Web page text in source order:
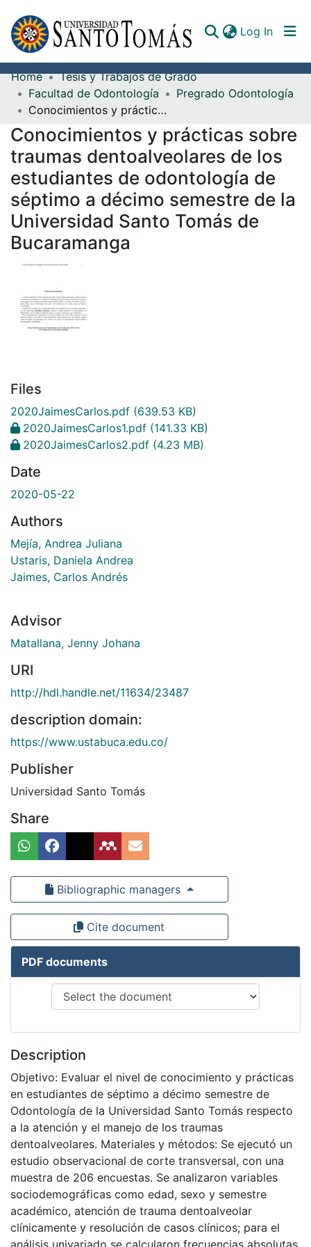
Log In
Communities & Collections
All of DSpace
Documents
Home
Tesis y Trabajos de Grado
Facultad de Odontología
Pregrado Odontología
Conocimientos y prácticas sobre traumas dentoalveolares de los estudiantes de odontología de séptimo a décimo semestre de la Universidad Santo Tomás de Bucaramanga
Conocimientos y prácticas sobre
traumas dentoalveolares de los
estudiantes de odontología de
séptimo a décimo semestre de la
Universidad Santo Tomás de
Bucaramanga
Files
2020JaimesCarlos.pdf (639.53 KB)
2020JaimesCarlos1.pdf (141.33 KB)
2020JaimesCarlos2.pdf (4.23 MB)
Date
2020-05-22
Authors
Mejía, Andrea Juliana
Ustaris, Daniela Andrea
Jaimes, Carlos Andrés
Advisor
Matallana, Jenny Johana
URI
http://hdl.handle.net/11634/23487
description domain:
https://www.ustabuca.edu.co/
Publisher
Universidad Santo Tomás
Share
Bibliographic managers
Cite document
PDF documents
Description
Objetivo: Evaluar el nivel de conocimiento y prácticas
en estudiantes de séptimo a décimo semestre de
Odontología de la Universidad Santo Tomás respecto
a la atención y el manejo de los traumas
dentoalveolares. Materiales y métodos: Se ejecutó un
estudio observacional de corte transversal, con una
muestra de 206 encuestas. Se analizaron variables
sociodemográficas como edad, sexo y semestre
académico, atención de trauma dentoalveolar
clínicamente y resolución de casos clínicos; para el